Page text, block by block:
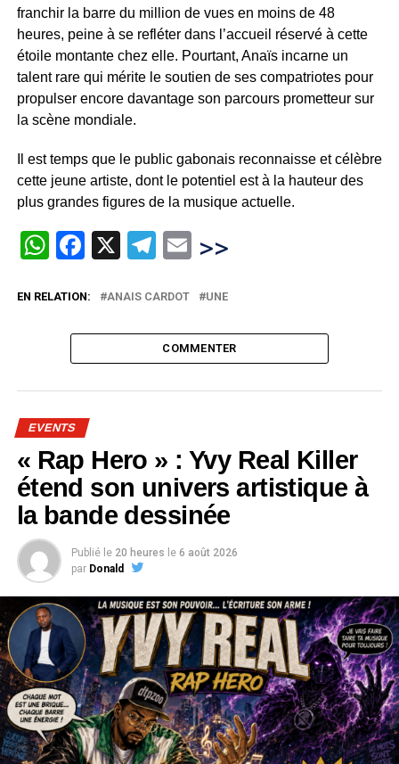
franchir la barre du million de vues en moins de 48
heures, peine à se refléter dans l’accueil réservé à cette
étoile montante chez elle. Pourtant, Anaïs incarne un
talent rare qui mérite le soutien de ses compatriotes pour
propulser encore davantage son parcours prometteur sur
la scène mondiale.
Il est temps que le public gabonais reconnaisse et célèbre
cette jeune artiste, dont le potentiel est à la hauteur des
plus grandes figures de la musique actuelle.
WhatsApp
Facebook
X Telegram
Email
>>
EN RELATION: ANAIS CARDOT UNE
COMMENTER
EVENTS
« Rap Hero » : Yvy Real Killer
étend son univers artistique à
la bande dessinée
Publié le 20 heures le 6 août 2026
par Donald